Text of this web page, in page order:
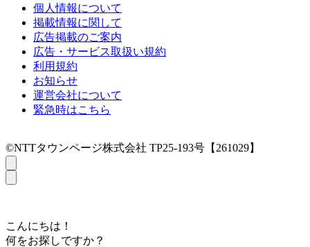
個人情報について
掲載情報に関して
広告掲載のご案内
広告・サービス取扱い規約
利用規約
お知らせ
運営会社について
緊急時はこちら
©NTTタウンページ株式会社 TP25-193号【261029】
こんにちは！
何をお探しですか？